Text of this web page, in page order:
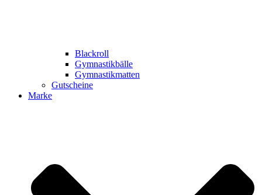
Blackroll
Gymnastikbälle
Gymnastikmatten
Gutscheine
Marke